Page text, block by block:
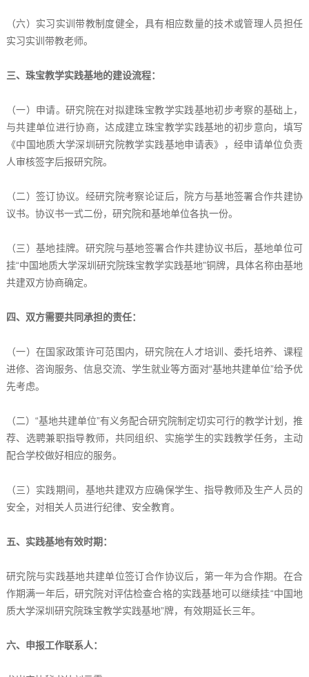
（六）实习实训带教制度健全，具有相应数量的技术或管理人员担任
实习实训带教老师。
三、珠宝教学实践基地的建设流程：
（一）申请。研究院在对拟建珠宝教学实践基地初步考察的基础上，
与共建单位进行协商，达成建立珠宝教学实践基地的初步意向，填写
《中国地质大学深圳研究院教学实践基地申请表》，经申请单位负责
人审核签字后报研究院。
（二）签订协议。经研究院考察论证后，院方与基地签署合作共建协
议书。协议书一式二份，研究院和基地单位各执一份。
（三）基地挂牌。研究院与基地签署合作共建协议书后，基地单位可
挂“中国地质大学深圳研究院珠宝教学实践基地”铜牌，具体名称由基地
共建双方协商确定。
四、双方需要共同承担的责任：
（一）在国家政策许可范围内，研究院在人才培训、委托培养、课程
进修、咨询服务、信息交流、学生就业等方面对“基地共建单位”给予优
先考虑。
（二）“基地共建单位”有义务配合研究院制定切实可行的教学计划，推
荐、选聘兼职指导教师，共同组织、实施学生的实践教学任务，主动
配合学校做好相应的服务。
（三）实践期间，基地共建双方应确保学生、指导教师及生产人员的
安全，对相关人员进行纪律、安全教育。
五、实践基地有效时期：
研究院与实践基地共建单位签订合作协议后，第一年为合作期。在合
作期满一年后，研究院对评估检查合格的实践基地可以继续挂“中国地
质大学深圳研究院珠宝教学实践基地”牌，有效期延长三年。
六、申报工作联系人：